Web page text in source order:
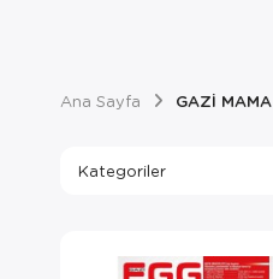
Ana Sayfa GAZİ MAMA
Kategoriler